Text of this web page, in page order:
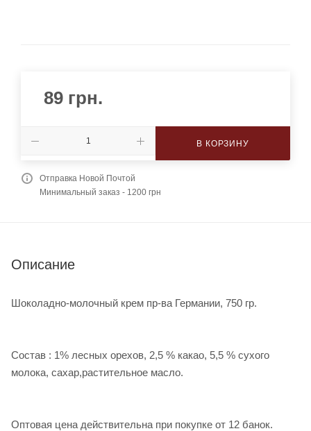
89 грн.
В КОРЗИНУ
Отправка Новой Почтой
Минимальный заказ - 1200 грн
Описание
Шоколадно-молочный крем пр-ва Германии, 750 гр.
Состав : 1% лесных орехов, 2,5 % какао, 5,5 % сухого
молока, сахар,растительное масло.
Оптовая цена действительна при покупке от 12 банок.